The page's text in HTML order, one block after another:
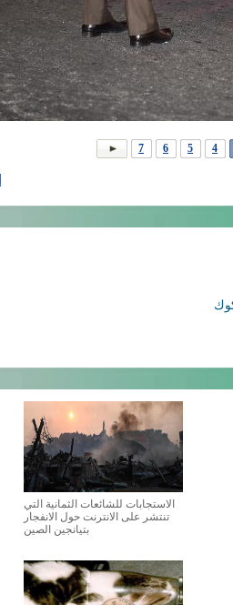
4
5
6
7
الاستجابات للشائعات الثمانية التي
تنتشر على الانترنت حول الانفجار
بتيانجين الصين